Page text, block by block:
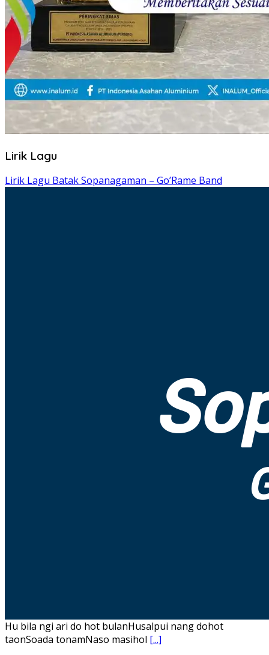
Lirik Lagu
Lirik Lagu Batak Sopanagaman – Go’Rame Band
Hu bila ngi ari do hot bulanHusalpui nang dohot
taonSoada tonamNaso masihol [...]